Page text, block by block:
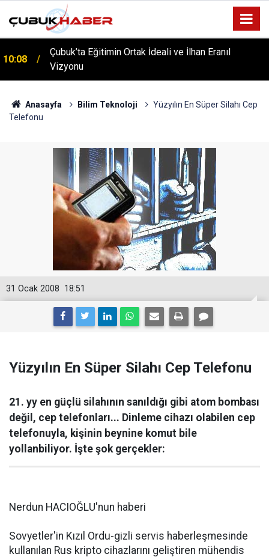
12:06
ÇUBUK’TA ‘YAZA MERHABA’ COŞKUSU: Kursiyerler
Gönüllerince Eğlendi!
Anasayfa Bilim Teknoloji
Yüzyılın En Süper Silahı Cep
Telefonu
18:51
31 Ocak 2008
Yüzyılın En Süper Silahı Cep Telefonu
21. yy en güçlü silahının sanıldığı gibi atom bombası
değil, cep telefonları... Dinleme cihazı olabilen cep
telefonuyla, kişinin beynine komut bile
yollanbiliyor. İşte şok gerçekler:
Nerdun HACIOĞLU'nun haberi
Sovyetler'in Kızıl Ordu-gizli servis haberleşmesinde
kullanılan Rus kripto cihazlarını geliştiren mühendis